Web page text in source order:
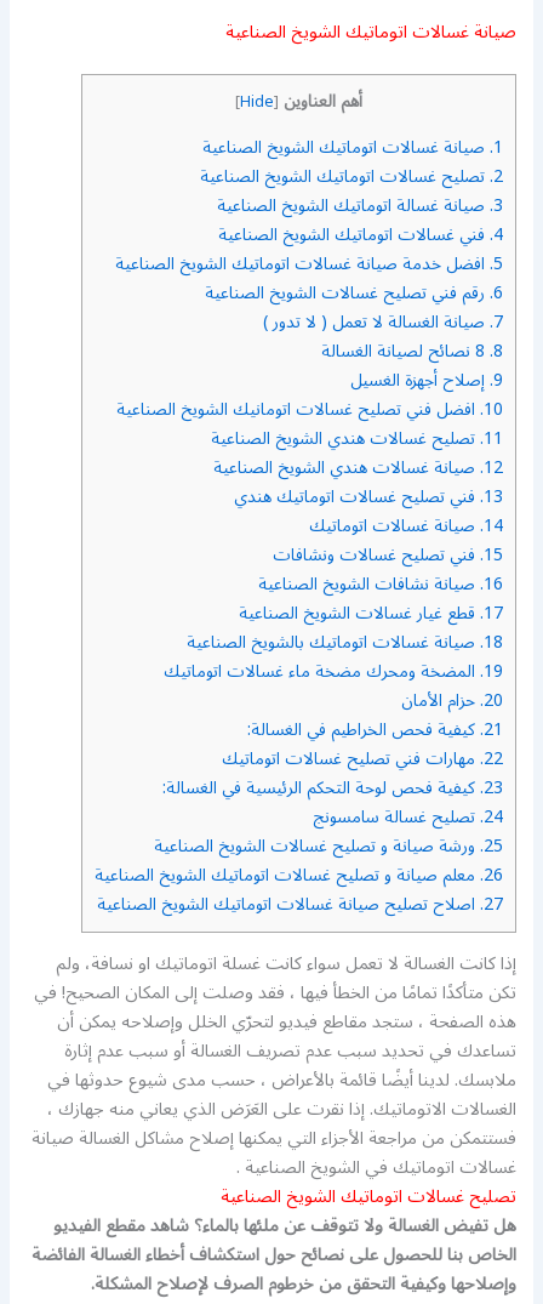
صيانة غسالات اتوماتيك الشويخ الصناعية
أهم العناوين [
Hide
]
1. صيانة غسالات اتوماتيك الشويخ الصناعية
2. تصليح غسالات اتوماتيك الشويخ الصناعية
3. صيانة غسالة اتوماتيك الشويخ الصناعية
4. فني غسالات اتوماتيك الشويخ الصناعية
5. افضل خدمة صيانة غسالات اتوماتيك الشويخ الصناعية
6. رقم فني تصليح غسالات الشويخ الصناعية
7. صيانة الغسالة لا تعمل ( لا تدور )
8.
9. إصلاح أجهزة الغسيل
10. افضل فني تصليح غسالات اتومانيك الشويخ الصناعية
11. تصليح غسالات هندي الشويخ الصناعية
12. صيانة غسالات هندي الشويخ الصناعية
13. فني تصليح غسالات اتوماتيك هندي
14. صيانة غسالات اتوماتيك
15. فني تصليح غسالات ونشافات
16. صيانة نشافات الشويخ الصناعية
17. قطع غيار غسالات الشويخ الصناعية
18. صيانة غسالات اتوماتيك بالشويخ الصناعية
19. المضخة ومحرك مضخة ماء غسالات اتوماتيك
20. حزام الأمان
21. كيفية فحص الخراطيم في الغسالة:
22. مهارات فني تصليح غسالات اتوماتيك
23. كيفية فحص لوحة التحكم الرئيسية في الغسالة:
24. تصليح غسالة سامسونج
25. ورشة صيانة و تصليح غسالات الشويخ الصناعية
26. معلم صيانة و تصليح غسالات اتوماتيك الشويخ الصناعية
27. اصلاح تصليح صيانة غسالات اتوماتيك الشويخ الصناعية
إذا كانت الغسالة لا تعمل سواء كانت غسلة اتوماتيك او نسافة، ولم
تكن متأكدًا تمامًا من الخطأ فيها ، فقد وصلت إلى المكان الصحيح! في
هذه الصفحة ، ستجد مقاطع فيديو لتحرّي الخلل وإصلاحه يمكن أن
تساعدك في تحديد سبب عدم تصريف الغسالة أو سبب عدم إثارة
ملابسك. لدينا أيضًا قائمة بالأعراض ، حسب مدى شيوع حدوثها في
الغسالات الاتوماتيك. إذا نقرت على العَرَض الذي يعاني منه جهازك ،
فستتمكن من مراجعة الأجزاء التي يمكنها إصلاح مشاكل الغسالة صيانة
غسالات اتوماتيك في الشويخ الصناعية .
تصليح غسالات اتوماتيك الشويخ الصناعية
هل تفيض الغسالة ولا تتوقف عن ملئها بالماء؟ شاهد مقطع الفيديو
الخاص بنا للحصول على نصائح حول استكشاف أخطاء الغسالة الفائضة
وإصلاحها وكيفية التحقق من خرطوم الصرف لإصلاح المشكلة.